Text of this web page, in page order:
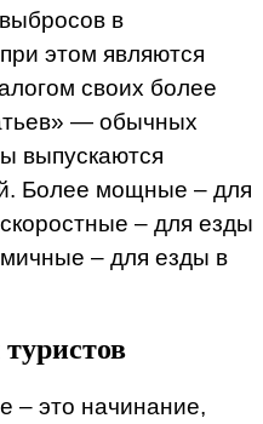
в
этом являются
своих более
— обычных
выпускаются
Более мощные – для
– для езды
– для езды в
– это начинание,